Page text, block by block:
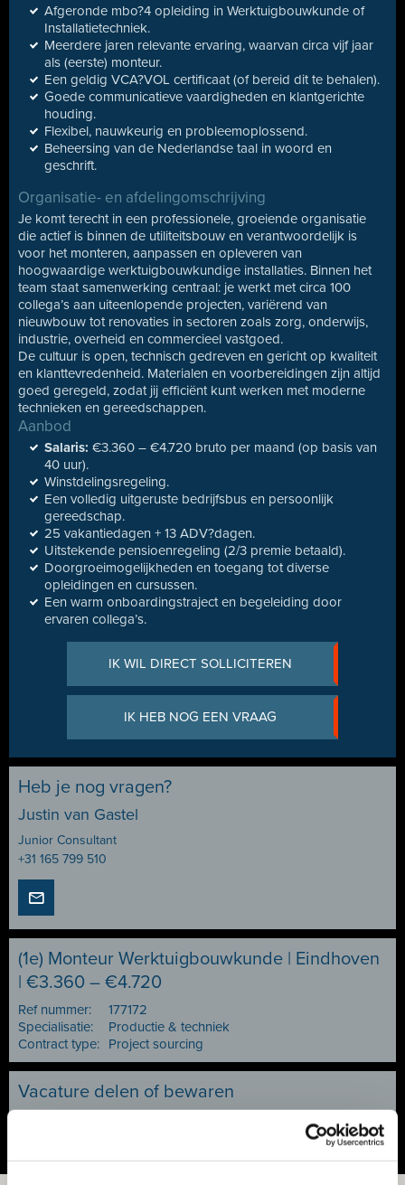
Afgeronde mbo?4 opleiding in Werktuigbouwkunde of
Installatietechniek.
Meerdere jaren relevante ervaring, waarvan circa vijf jaar
als (eerste) monteur.
Een geldig VCA?VOL certificaat (of bereid dit te behalen).
Goede communicatieve vaardigheden en klantgerichte
houding.
Flexibel, nauwkeurig en probleemoplossend.
Beheersing van de Nederlandse taal in woord en
geschrift.
Organisatie- en afdelingomschrijving
Je komt terecht in een professionele, groeiende organisatie
die actief is binnen de utiliteitsbouw en verantwoordelijk is
voor het monteren, aanpassen en opleveren van
hoogwaardige werktuigbouwkundige installaties. Binnen het
team staat samenwerking centraal: je werkt met circa 100
collega’s aan uiteenlopende projecten, variërend van
nieuwbouw tot renovaties in sectoren zoals zorg, onderwijs,
industrie, overheid en commercieel vastgoed.
De cultuur is open, technisch gedreven en gericht op kwaliteit
en klanttevredenheid. Materialen en voorbereidingen zijn altijd
goed geregeld, zodat jij efficiënt kunt werken met moderne
technieken en gereedschappen.
Aanbod
Salaris: €3.360 – €4.720 bruto per maand (op basis van
40 uur).
Winstdelingsregeling.
Een volledig uitgeruste bedrijfsbus en persoonlijk
gereedschap.
25 vakantiedagen + 13 ADV?dagen.
Uitstekende pensioenregeling (2/3 premie betaald).
Doorgroeimogelijkheden en toegang tot diverse
opleidingen en cursussen.
Een warm onboardingstraject en begeleiding door
ervaren collega’s.
IK WIL DIRECT SOLLICITEREN
IK HEB NOG EEN VRAAG
Heb je nog vragen?
Justin van Gastel
Junior Consultant
+31 165 799 510
(1e) Monteur Werktuigbouwkunde | Eindhoven
| €3.360 – €4.720
Ref nummer:
177172
Specialisatie:
Productie & techniek
Contract type:
Project sourcing
Vacature delen of bewaren